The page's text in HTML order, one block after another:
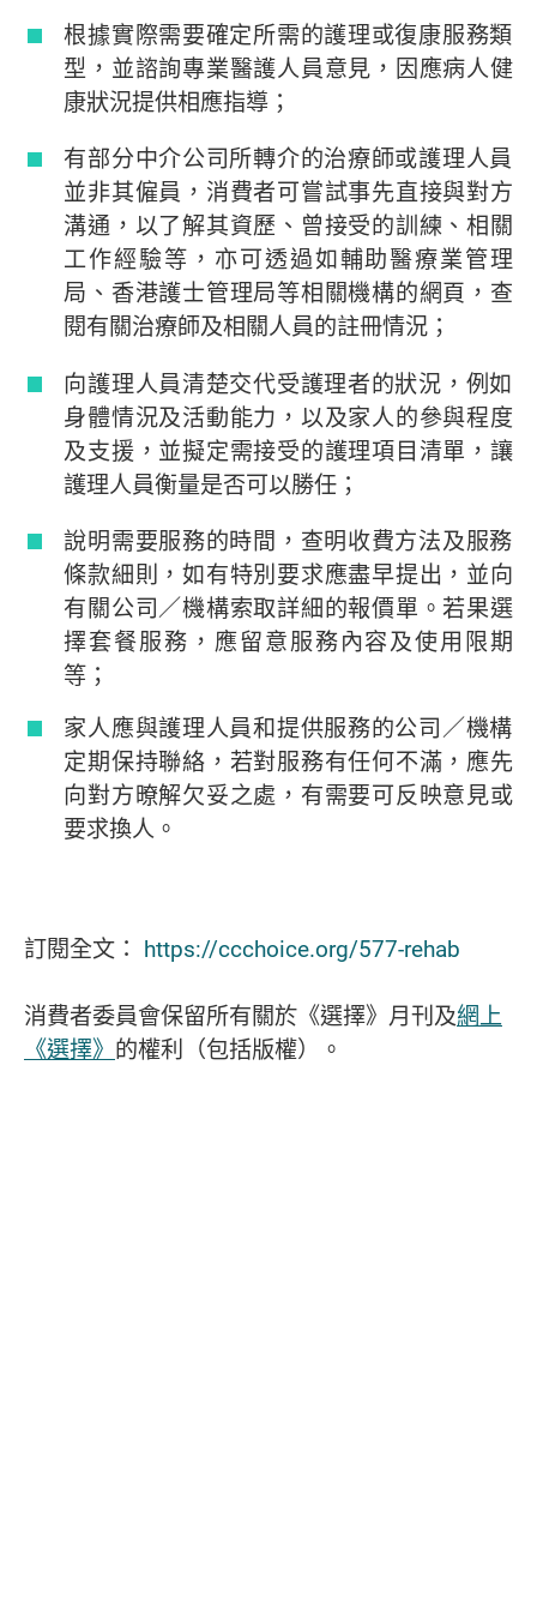
根據實際需要確定所需的護理或復康服務類
型，並諮詢專業醫護人員意見，因應病人健
康狀況提供相應指導；
有部分中介公司所轉介的治療師或護理人員
並非其僱員，消費者可嘗試事先直接與對方
溝通，以了解其資歷、曾接受的訓練、相關
工作經驗等，亦可透過如輔助醫療業管理
局、香港護士管理局等相關機構的網頁，查
閱有關治療師及相關人員的註冊情況；
向護理人員清楚交代受護理者的狀況，例如
身體情況及活動能力，以及家人的參與程度
及支援，並擬定需接受的護理項目清單，讓
護理人員衡量是否可以勝任；
說明需要服務的時間，查明收費方法及服務
條款細則，如有特別要求應盡早提出，並向
有關公司／機構索取詳細的報價單。若果選
擇套餐服務，應留意服務內容及使用限期
等；
家人應與護理人員和提供服務的公司／機構
定期保持聯絡，若對服務有任何不滿，應先
向對方暸解欠妥之處，有需要可反映意見或
要求換人。
訂閱全文： https://ccchoice.org/577-rehab
消費者委員會保留所有關於《選擇》月刊及網上
《選擇》 的權利（包括版權）。